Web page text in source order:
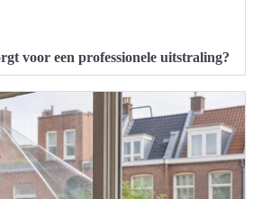
voor een professionele uitstraling?